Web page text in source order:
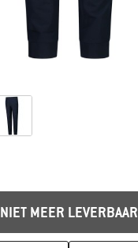
NIET MEER LEVERBAAR